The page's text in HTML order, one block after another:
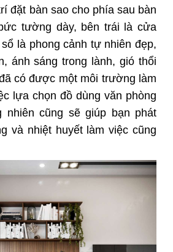
đặt bàn sao cho phía sau bàn
tường dày, bên trái là cửa
là phong cảnh tự nhiên đẹp,
ánh sáng trong lành, gió thổi
có được một môi trường làm
lựa chọn đồ dùng văn phòng
nhiên cũng sẽ giúp bạn phát
và nhiệt huyết làm việc cũng